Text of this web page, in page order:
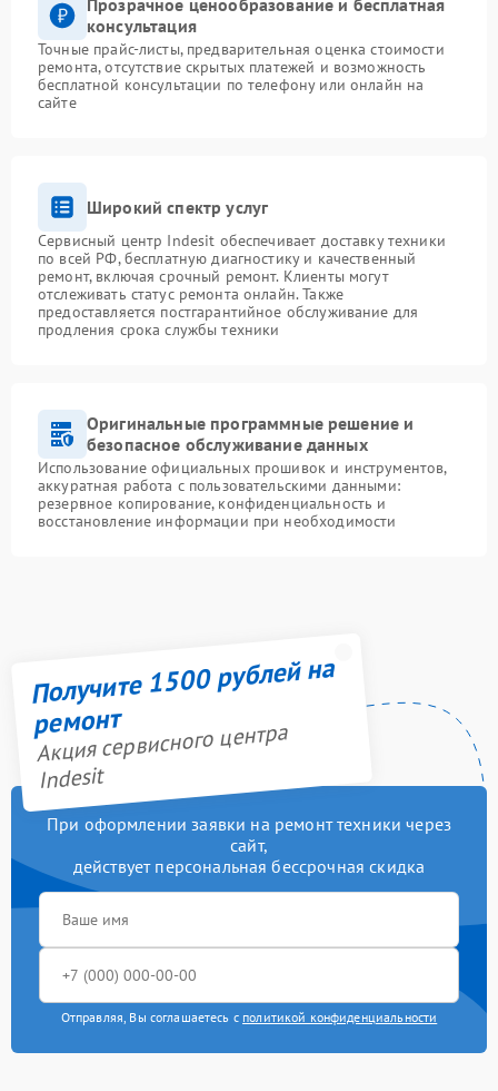
Прозрачное ценообразование и бесплатная
консультация
Точные прайс-листы, предварительная оценка стоимости
ремонта, отсутствие скрытых платежей и возможность
бесплатной консультации по телефону или онлайн на
сайте
Широкий спектр услуг
Сервисный центр Indesit обеспечивает доставку техники
по всей РФ, бесплатную диагностику и качественный
ремонт, включая срочный ремонт. Клиенты могут
отслеживать статус ремонта онлайн. Также
предоставляется постгарантийное обслуживание для
продления срока службы техники
Оригинальные программные решение и
безопасное обслуживание данных
Использование официальных прошивок и инструментов,
аккуратная работа с пользовательскими данными:
резервное копирование, конфиденциальность и
восстановление информации при необходимости
Получите 1500 рублей на
ремонт
Акция сервисного центра
Indesit
При оформлении заявки на ремонт техники через
сайт,
действует персональная бессрочная скидка
Отправляя, Вы соглашаетесь с политикой конфиденциальности